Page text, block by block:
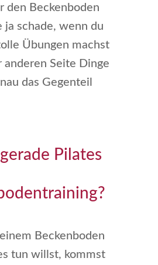
den Beckenboden
ja schade, wenn du
Übungen machst
anderen Seite Dinge
das Gegenteil
Pilates
Beckenboden
tun willst, kommst